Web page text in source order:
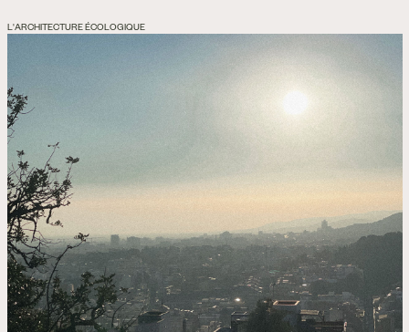
L'ARCHITECTURE ÉCOLOGIQUE